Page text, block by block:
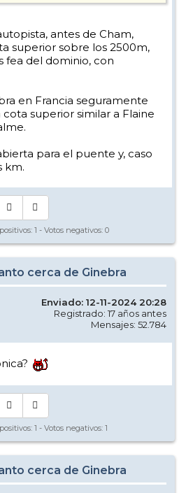
antes de Cham,
superior sobre los 2500m,
fea del dominio, con
en Francia seguramente
cota superior similar a Flaine
para el puente y, caso
km.
1 - Votos negativos: 0
cerca de Ginebra
Enviado: 12-11-2024 20:28
Registrado: 17 años antes
Mensajes: 52.784
1 - Votos negativos: 1
cerca de Ginebra